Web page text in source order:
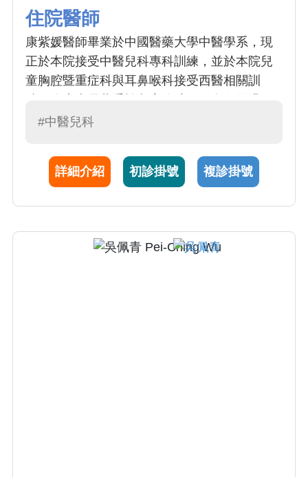
住院醫師
康紫媛醫師畢業於中國醫藥大學中醫學系，現
正於本院接受中醫兒科專科訓練，並於本院兒
童胸腔暨重症科與耳鼻喉科接受西醫相關訓
性疾病照護。看診親切和善，傾聽小朋友和家
服務。
#中醫兒科
詳細介紹 初診掛號 複診掛號